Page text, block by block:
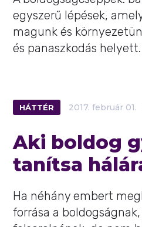
egyszerű lépések,
magunk és
és panaszkodás helyett.
HÁTTÉR 2017. február 01.
Aki boldog
tanítsa
Ha néhány embert
forrása a